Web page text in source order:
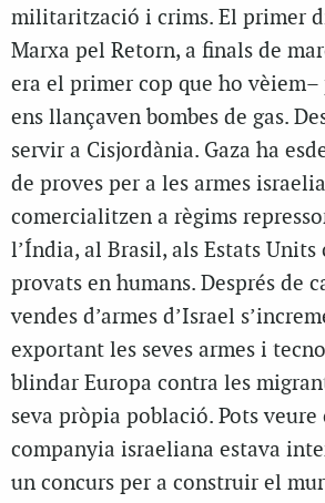
militarització i crims. El primer
Marxa pel Retorn, a finals de
era el primer cop que ho
ens llançaven bombes de gas.
servir a Cisjordània. Gaza ha
de proves per a les armes
comercialitzen a règims
l’Índia, al Brasil, als Estats Units
provats en humans. Després de
vendes d’armes d’Israel
exportant les seves armes i
blindar Europa contra les
seva pròpia població. Pots veure
companyia israeliana estava
un concurs per a construir el